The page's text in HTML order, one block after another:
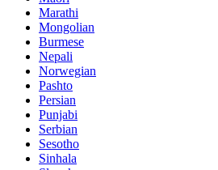
Marathi
Mongolian
Burmese
Nepali
Norwegian
Pashto
Persian
Punjabi
Serbian
Sesotho
Sinhala